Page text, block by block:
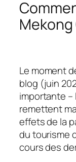
Le moment
blog (juin
importante –
remettent
effets de la
du tourisme
cours des